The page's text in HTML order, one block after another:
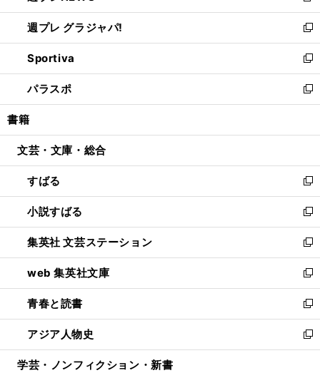
開
く
ウ
で
開
く
ウ
ィ
ン
ド
ウ
で
開
し
い
ウ
ィ
ン
ド
ウ
開
週プレ グラジャパ!
新
し
い
ウ
ィ
ン
ウ
開
く
Sportiva
新
し
い
ウ
ン
ウ
で
開
く
パラスポ
新
し
ウ
ン
ド
ウ
で
開
く
書籍
文芸・文庫・総合
すばる
新
し
い
ウ
ィ
ン
ド
ウ
で
開
く
小説すばる
新
し
い
ウ
ィ
ン
ド
ウ
で
開
集英社 文芸ステーション
新
し
い
ウ
ィ
ン
ド
ウ
web 集英社文庫
新
し
い
ウ
ィ
ン
青春と読書
新
し
い
ウ
アジア人物史
新
し
学芸・ノンフィクション・新書